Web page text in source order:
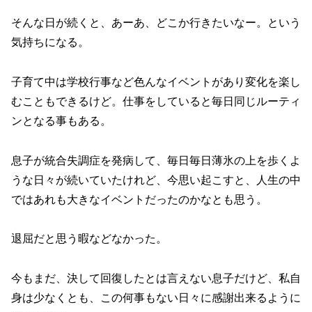
そんな日が続くと、あーあ、どこか行きたいなー。という
気持ちになる。
子育て中は学校行事など色んなイベントがあり変化を楽し
むこともできるけど。仕事をしていると毎日同じルーティ
ンとなる事もある。
息子が統合失調症を発病して、毎日毎日薄氷の上を歩くよ
うな日々が続いていたけれど、今思い起こすと、人生の中
ではあれも大きなイベントだったのかなとも思う。
退屈だと思う暇などなかった。
今もまだ、決して回復したとは言えない息子だけど、私自
身は少なくとも、この何事もない日々に感謝出来るように